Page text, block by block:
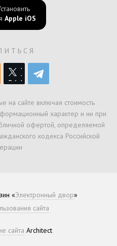
Apple iOS
на сайте включая стоимость
характер и ни при
офертой, определяемой
кодекса Российской
«Электронный двор»
сайта
сайта Architect